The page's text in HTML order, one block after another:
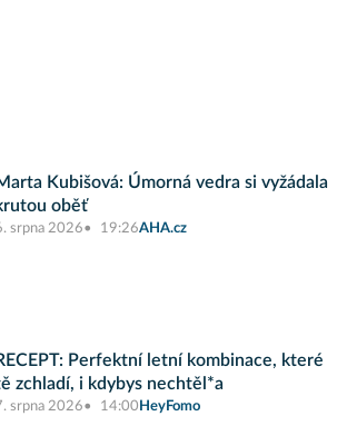
Kubišová: Úmorná vedra si vyžádala
oběť
srpna 2026 19:26AHA.cz
Perfektní letní kombinace, které
zchladí, i kdybys nechtěl*a
srpna 2026 14:00 HeyFomo